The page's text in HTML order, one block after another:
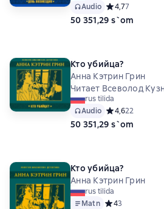
Audio Средний
4,77
50 351,29 s`om
Кто убийца?
Анна Кэтрин Грин
Читает Всеволод
rus tilida
Audio Средний
4,622
50 351,29 s`om
Кто убийца?
Анна Кэтрин Грин
rus tilida
Matn Средний
43